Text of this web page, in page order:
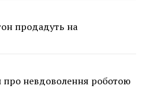
продадуть на
про невдоволення роботою